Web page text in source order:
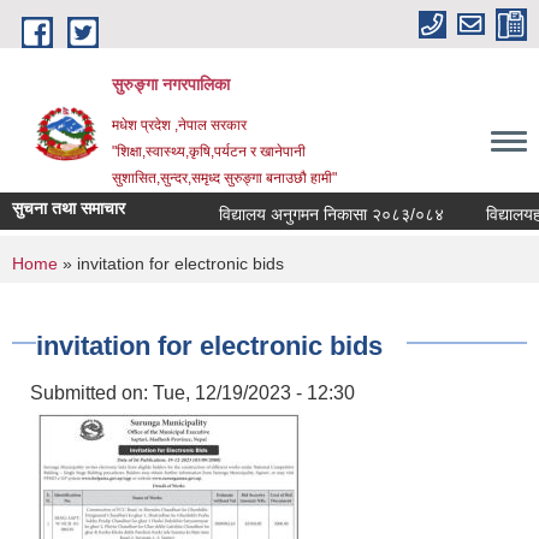
Skip to main content
सुरुङ्‍गा नगरपालिका
मधेश प्रदेश ,नेपाल सरकार
"शिक्षा,स्वास्थ्य,कृषि,पर्यटन र खानेपानी
सुशासित,सुन्दर,समृध्द सुरुङ्गा बनाउछौ हामी"
सुचना तथा समाचार विद्यालय अनुगमन निकासा २०८३/०८४
You are here
Home » invitation for electronic bids
invitation for electronic bids
Submitted on: Tue, 12/19/2023 - 12:30